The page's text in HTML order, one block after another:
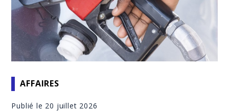
AFFAIRES
Publié le 20 juillet 2026